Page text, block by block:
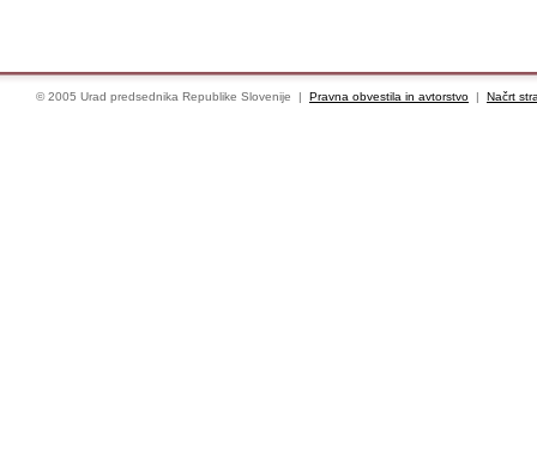
© 2005 Urad predsednika Republike Slovenije | Pravna obvestila in avtorstvo | Načrt